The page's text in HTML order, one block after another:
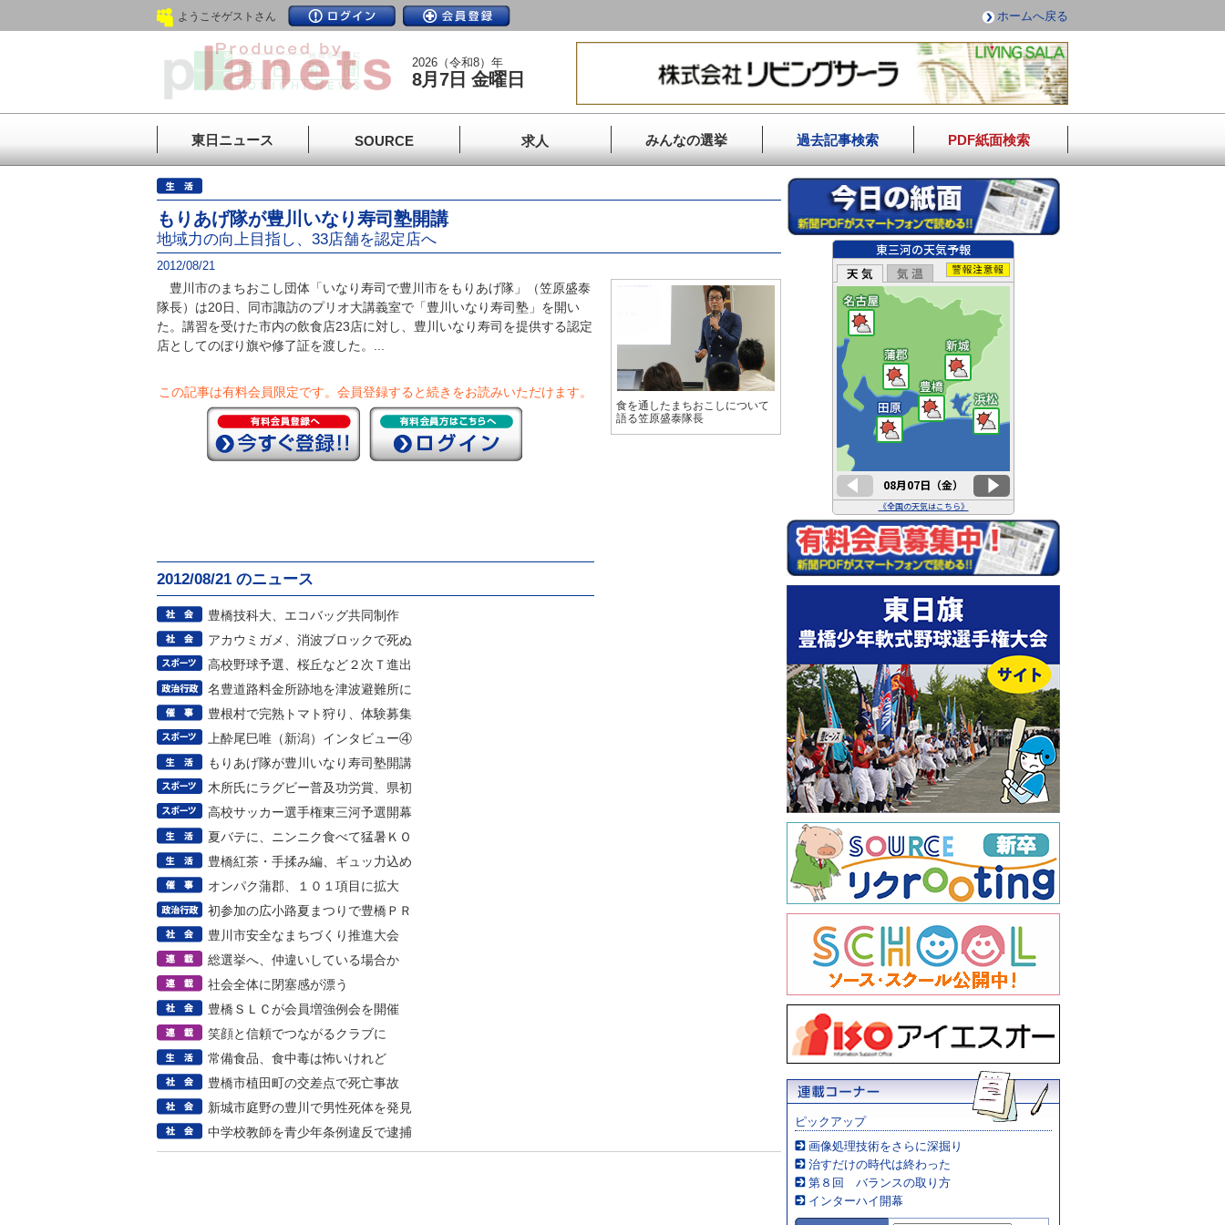
ようこそゲストさん ホームへ戻る
2026（令和8）年
8月7日 金曜日
東日ニュース SOURCE 求人 みんなの選挙 過去記事検索 PDF紙面検索
もりあげ隊が豊川いなり寿司塾開講
地域力の向上目指し、33店舗を認定店へ
2012/08/21
豊川市のまちおこし団体「いなり寿司で豊川市をもりあげ隊」（笠原盛泰
隊長）は20日、同市諏訪のプリオ大講義室で「豊川いなり寿司塾」を開い
た。講習を受けた市内の飲食店23店に対し、豊川いなり寿司を提供する認定
店としてのぼり旗や修了証を渡した。...
この記事は有料会員限定です。 会員登録すると続きをお読みいただけます。
2012/08/21 のニュース
豊橋技科大、エコバッグ共同制作
アカウミガメ、消波ブロックで死ぬ
高校野球予選、桜丘など２次Ｔ進出
名豊道路料金所跡地を津波避難所に
豊根村で完熟トマト狩り、体験募集
上酔尾巳唯（新潟）インタビュー④
もりあげ隊が豊川いなり寿司塾開講
木所氏にラグビー普及功労賞、県初
高校サッカー選手権東三河予選開幕
夏バテに、ニンニク食べて猛暑ＫＯ
豊橋紅茶・手揉み編、ギュッ力込め
オンパク蒲郡、１０１項目に拡大
初参加の広小路夏まつりで豊橋ＰＲ
豊川市安全なまちづくり推進大会
総選挙へ、仲違いしている場合か
社会全体に閉塞感が漂う
豊橋ＳＬＣが会員増強例会を開催
笑顔と信頼でつながるクラブに
常備食品、食中毒は怖いけれど
豊橋市植田町の交差点で死亡事故
新城市庭野の豊川で男性死体を発見
中学校教師を青少年条例違反で逮捕
食を通したまちおこしについて
語る笠原盛泰隊長
ピックアップ
画像処理技術をさらに深掘り
治すだけの時代は終わった
第８回 バランスの取り方
インターハイ開幕